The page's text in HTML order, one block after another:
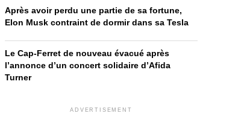
Après avoir perdu une partie de sa fortune,
Elon Musk contraint de dormir dans sa Tesla
Le Cap-Ferret de nouveau évacué après
l’annonce d’un concert solidaire d’Afida
Turner
ADVERTISEMENT